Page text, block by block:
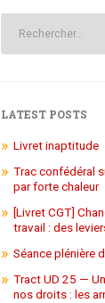
LATEST POSTS
Livret inaptitude
Trac confédéral
par forte chaleur
[Livret CGT]
travail : des
Séance plénière
Tract UD 25 —
nos droits : les